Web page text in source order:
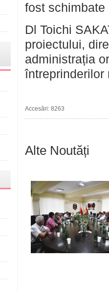
fost schimbate
Dl Toichi
proiectului,
administrația
întreprinderilor
Accesări: 8263
Alte Noutăți